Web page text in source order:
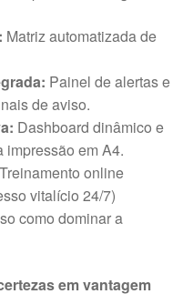
Matriz automatizada de
Painel de alertas e
de aviso.
Dashboard dinâmico e
impressão em A4.
Treinamento online
vitalício 24/7)
como dominar a
em vantagem